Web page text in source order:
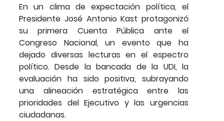
En un clima de expectación política, el
Presidente José Antonio Kast protagonizó
su primera Cuenta Pública ante el
Congreso Nacional, un evento que ha
dejado diversas lecturas en el espectro
político. Desde la bancada de la UDI, la
evaluación ha sido positiva, subrayando
una alineación estratégica entre las
prioridades del Ejecutivo y las urgencias
ciudadanas.